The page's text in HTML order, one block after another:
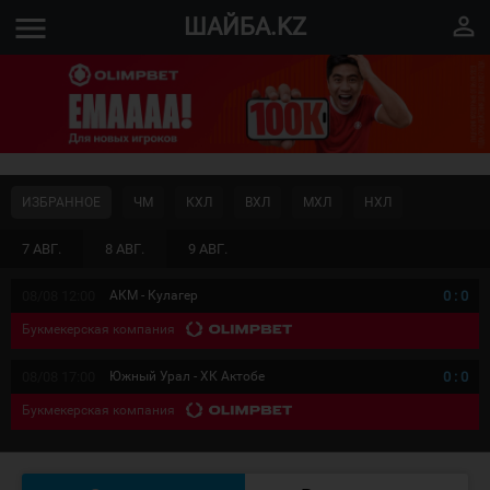
menu ШАЙБА.KZ perm_identity
7 АВГ. 8 АВГ. 9 АВГ.
ИЗБРАННОЕ ЧМ КХЛ ВХЛ МХЛ НХЛ
АКМ - Кулагер 0 : 0
Букмекерская компания
Южный Урал - ХК Актобе 0 : 0
Букмекерская компания